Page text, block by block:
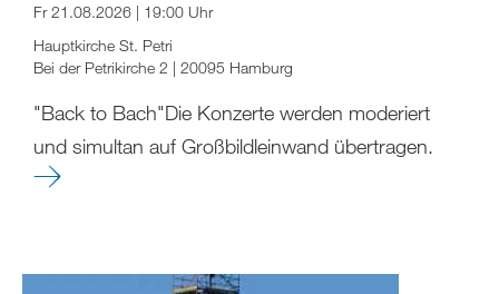
Fr 21.08.2026 | 19:00 Uhr
Hauptkirche St. Petri
Bei der Petrikirche 2 | 20095 Hamburg
"Back to Bach"Die Konzerte werden moderiert
und simultan auf Großbildleinwand übertragen.